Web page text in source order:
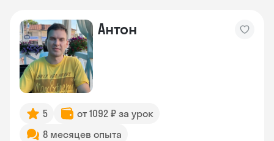
Антон
5
от 1092 ₽ за урок
8 месяцев опыта